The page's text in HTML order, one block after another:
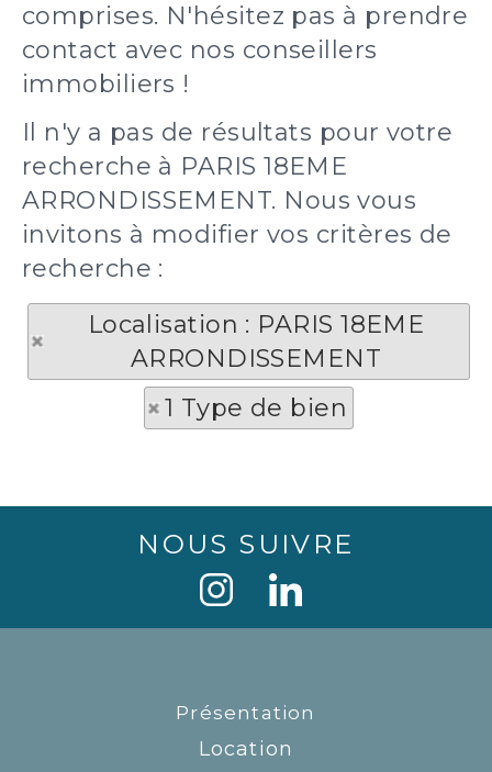
comprises. N'hésitez pas à prendre
contact avec nos conseillers
immobiliers !
Il n'y a pas de résultats pour votre
recherche à PARIS 18EME
ARRONDISSEMENT. Nous vous
invitons à modifier vos critères de
recherche :
Localisation : PARIS 18EME
ARRONDISSEMENT
1 Type de bien
NOUS SUIVRE
Présentation
Location